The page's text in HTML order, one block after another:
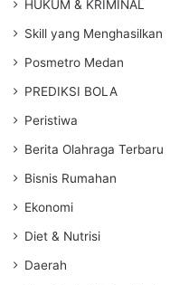
HUKUM & KRIMINAL
Skill yang Menghasilkan
Posmetro Medan
PREDIKSI BOLA
Peristiwa
Berita Olahraga Terbaru
Bisnis Rumahan
Ekonomi
Diet & Nutrisi
Daerah